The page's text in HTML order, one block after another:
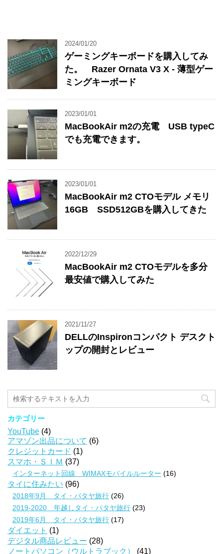
2024/01/20
ゲーミングキーボードを購入してみ
た。 Razer Ornata V3 X - 薄型ゲー
ミングキーボード
2023/01/01
MacBookAir m2の充電 USB typeC
でも充電できます。
2023/01/01
MacBookAir m2 CTOモデル メモリ
16GB SSD512GBを購入してきた
2022/12/29
MacBookAir m2 CTOモデルを多分
最安値で購入してみた
2021/11/27
DELLのInspironコンパクト デスクト
ップの開封とレビュー
カテゴリー
YouTube (4)
アマゾン出品について (6)
クレジットカード (1)
スマホ・ＳＩＭ (37)
インターネット回線 WIMAXモバイルルーター (16)
タイに住みたい (96)
2018年9月 タイ・パタヤ旅行 (26)
2019-2020 年越しタイ・パタヤ旅行 (23)
2019年6月 タイ・パタヤ旅行 (17)
ダイエット (1)
デジタル商品レビュー (28)
ノートパソコン（ウルトラブック）
(41)